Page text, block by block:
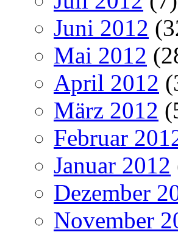
Juni 2012
Mai 2012
April 2012
März 2012
Februar
Januar 2012
Dezember
November